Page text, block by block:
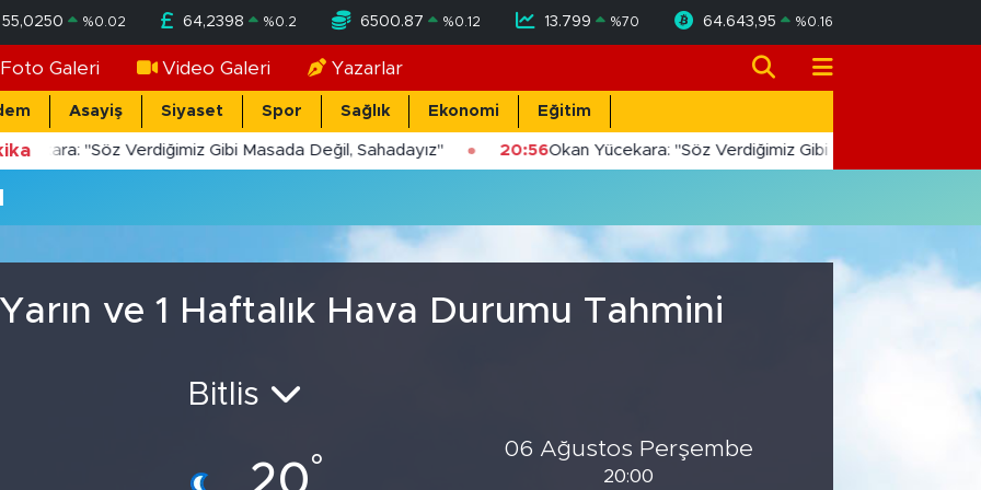
55,0250 %0.02 64,2398 %0.2 6500.87 %0.12 13.799 %70 64.643,95 %0.16
Foto Galeri Video Galeri Yazarlar
Asayiş Siyaset Spor Sağlık Ekonomi Eğitim
"Söz Verdiğimiz Gibi Masada Değil, Sahadayız" 20:56Okan Yücekara: "Söz Verdiğimiz Gibi Masada Değil,
ve 1 Haftalık Hava Durumu Tahmini
Bitlis
°
06 Ağustos Perşembe
20:00